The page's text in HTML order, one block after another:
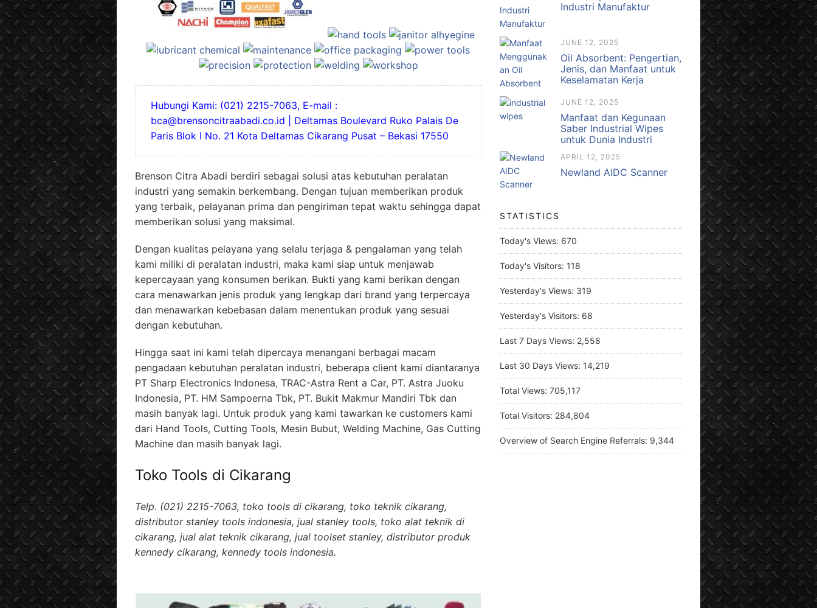
Hubungi Kami: (021) 2215-7063, E-mail :
bca@brensoncitraabadi.co.id | Deltamas Boulevard Ruko Palais De
Paris Blok I No. 21 Kota Deltamas Cikarang Pusat – Bekasi 17550
Brenson Citra Abadi berdiri sebagai solusi atas kebutuhan peralatan
industri yang semakin berkembang. Dengan tujuan memberikan produk
yang terbaik, pelayanan prima dan pengiriman tepat waktu sehingga dapat
memberikan solusi yang maksimal.
Dengan kualitas pelayana yang selalu terjaga & pengalaman yang telah
kami miliki di peralatan industri, maka kami siap untuk menjawab
kepercayaan yang konsumen berikan. Bukti yang kami berikan dengan
cara menawarkan jenis produk yang lengkap dari brand yang terpercaya
dan menawarkan kebebasan dalam menentukan produk yang sesuai
dengan kebutuhan.
Hingga saat ini kami telah dipercaya menangani berbagai macam
pengadaan kebutuhan peralatan industri, beberapa client kami diantaranya
PT Sharp Electronics Indonesa, TRAC-Astra Rent a Car, PT. Astra Juoku
Indonesia, PT. HM Sampoerna Tbk, PT. Bukit Makmur Mandiri Tbk dan
masih banyak lagi. Untuk produk yang kami tawarkan ke customers kami
dari Hand Tools, Cutting Tools, Mesin Bubut, Welding Machine, Gas Cutting
Machine dan masih banyak lagi.
Toko Tools di Cikarang
Telp. (021) 2215-7063, toko tools di cikarang, toko teknik cikarang,
distributor stanley tools indonesia, jual stanley tools, toko alat teknik di
cikarang, jual alat teknik cikarang, jual toolset stanley, distributor produk
kennedy cikarang, kennedy tools indonesia.
Industri Manufaktur
JUNE 12, 2025
Oil Absorbent: Pengertian,
Jenis, dan Manfaat untuk
Keselamatan Kerja
JUNE 12, 2025
Manfaat dan Kegunaan
Saber Industrial Wipes
untuk Dunia Industri
APRIL 12, 2025
Newland AIDC Scanner
STATISTICS
Today's Views: 670
Today's Visitors: 118
Yesterday's Views: 319
Yesterday's Visitors: 68
Last 7 Days Views: 2,558
Last 30 Days Views: 14,219
Total Views: 705,117
Total Visitors: 284,804
Overview of Search Engine Referrals: 9,344